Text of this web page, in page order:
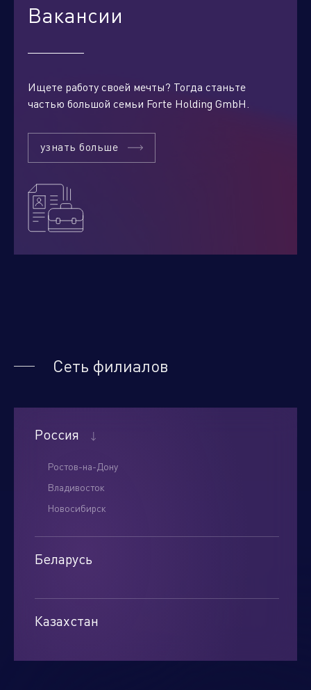
условиями обработки персональных данных.
Вакансии
Ищете работу своей мечты? Тогда станьте
частью большой семьи Forte Holding GmbH.
узнать больше
Сеть филиалов
Россия
Ростов-на-Дону
Владивосток
Новосибирск
Беларусь
Казахстан